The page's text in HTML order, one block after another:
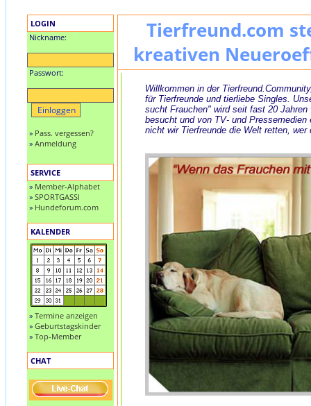
LOGIN
Nickname:
Passwort:
» Pass. vergessen?
» Anmeldung
SERVICE
» Member-Alphabet
» SPORTGASSI
» Hundeforum.com
KALENDER
» Termine anzeigen
» Geburtstagskinder
» Top-Member
CHAT
Tierfreund.com
kreativen
Willkommen in der
für Tierfreunde und tierliebe Singles.
sucht Frauchen" wird seit fast 20 Jahren
besucht und von TV- und Pressemedien
nicht wir Tierfreunde die Welt retten, wer